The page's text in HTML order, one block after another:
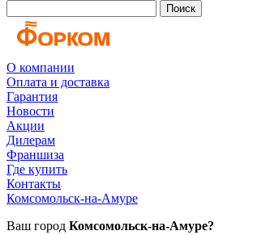
Поиск
О компании
Оплата и доставка
Гарантия
Новости
Акции
Дилерам
Франшиза
Где купить
Контакты
Комсомольск-на-Амуре
Ваш город Комсомольск-на-Амуре?